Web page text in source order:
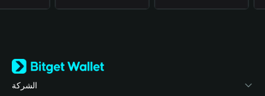
الشركة